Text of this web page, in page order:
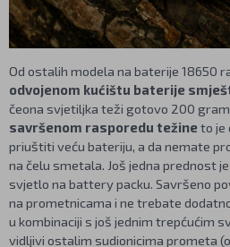
Od ostalih modela na baterije 18650
odvojenom kućištu baterije
čeona svjetiljka teži gotovo 200
savršenom rasporedu težineto je
priuštiti veću bateriju, a da nemate
na čelu smetala. Još jedna prednost
svjetlo na battery packu. Savršeno
na prometnicama i ne trebate
u kombinaciji s još jednim trepćućim
vidljivi ostalim sudionicima prometa